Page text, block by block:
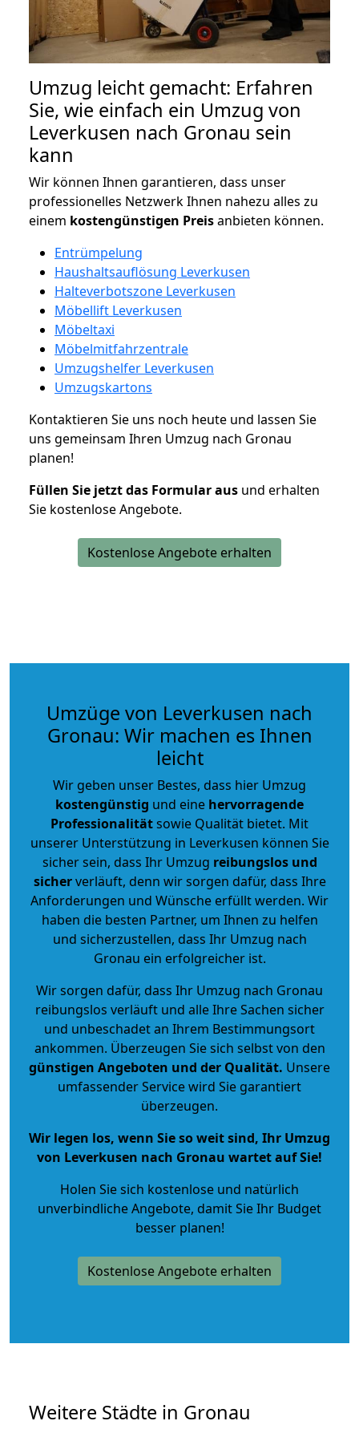
Umzug leicht gemacht: Erfahren
Sie, wie einfach ein Umzug von
Leverkusen nach Gronau sein
kann
Wir können Ihnen garantieren, dass unser
professionelles Netzwerk Ihnen nahezu alles zu
einem kostengünstigen Preisanbieten können.
Entrümpelung
Haushaltsauflösung Leverkusen
Halteverbotszone Leverkusen
Möbellift Leverkusen
Möbeltaxi
Möbelmitfahrzentrale
Umzugshelfer Leverkusen
Umzugskartons
Kontaktieren Sie uns noch heute und lassen Sie
uns gemeinsam Ihren Umzug nach Gronau
planen!
Füllen Sie jetzt das Formular aus und erhalten
Sie kostenlose Angebote.
Kostenlose Angebote erhalten
Umzüge von Leverkusen nach
Gronau: Wir machen es Ihnen
leicht
Wir geben unser Bestes, dass hier Umzug
kostengünstig und eine hervorragende
Professionalitätsowie Qualität bietet. Mit
unserer Unterstützung in Leverkusen können Sie
sicher sein, dass Ihr Umzug reibungslos und
sicherverläuft, denn wir sorgen dafür, dass Ihre
Anforderungen und Wünsche erfüllt werden. Wir
haben die besten Partner, um Ihnen zu helfen
und sicherzustellen, dass Ihr Umzug nach
Gronau ein erfolgreicher ist.
Wir sorgen dafür, dass Ihr Umzug nach Gronau
reibungslos verläuft und alle Ihre Sachen sicher
und unbeschadet an Ihrem Bestimmungsort
ankommen. Überzeugen Sie sich selbst von den
günstigen Angeboten und der Qualität. Unsere
umfassender Service wird Sie garantiert
überzeugen.
Wir legen los, wenn Sie so weit sind, Ihr Umzug
von Leverkusen nach Gronau wartet auf Sie!
Holen Sie sich kostenlose und natürlich
unverbindliche Angebote, damit Sie Ihr Budget
besser planen!
Kostenlose Angebote erhalten
Weitere Städte in Gronau